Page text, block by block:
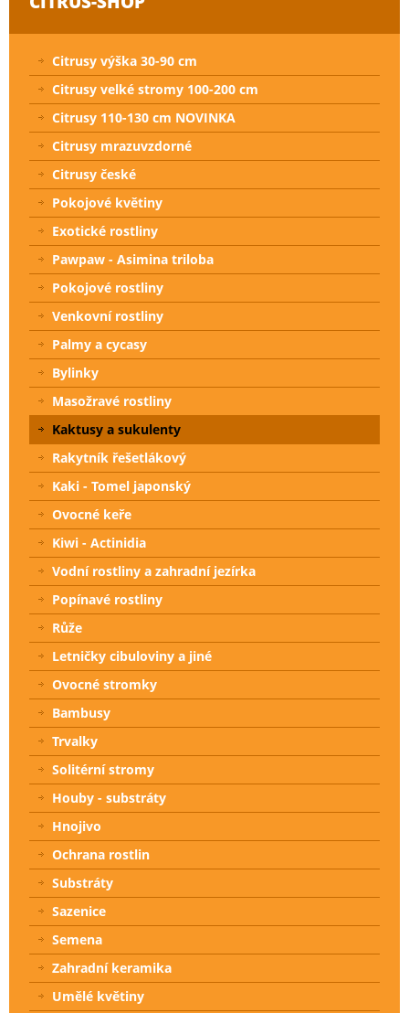
Citrusy výška 30-90 cm
Citrusy velké stromy 100-200 cm
Citrusy 110-130 cm NOVINKA
Citrusy mrazuvzdorné
Citrusy české
Pokojové květiny
Exotické rostliny
Pawpaw - Asimina triloba
Pokojové rostliny
Venkovní rostliny
Palmy a cycasy
Bylinky
Masožravé rostliny
Kaktusy a sukulenty
Rakytník řešetlákový
Kaki - Tomel japonský
Ovocné keře
Kiwi - Actinidia
Vodní rostliny a zahradní jezírka
Popínavé rostliny
Růže
Letničky cibuloviny a jiné
Ovocné stromky
Bambusy
Trvalky
Solitérní stromy
Houby - substráty
Hnojivo
Ochrana rostlin
Substráty
Sazenice
Semena
Zahradní keramika
Umělé květiny